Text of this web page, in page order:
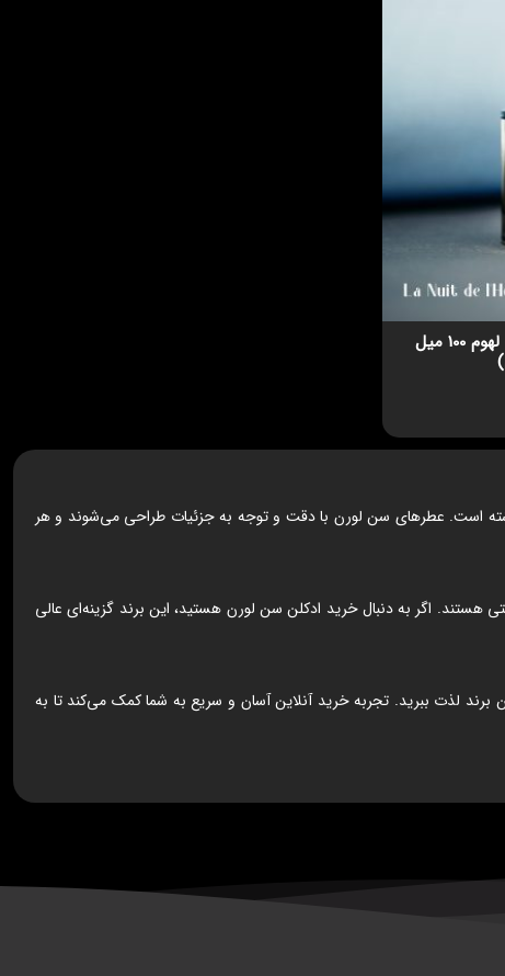
ادکلن ایف سن لورن لانویت لهوم 100 میل
از زمان تأسیس در دهه 1960 تأثیر زیادی بر صنعت مد داشته است. عطرهای سن لورن با دقت و توجه به جزئیات طراحی می‌شوند و هر
اگر به دنبال خرید ادکلن سن لورن هستید، این برند گزینه‌ای عالی
برند لذت ببرید. تجربه خرید آنلاین آسان و سریع به شما کمک می‌کند تا به